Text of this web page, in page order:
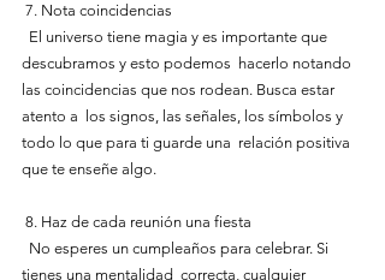
7. Nota coincidencias
descubramos y esto podemos  hacerlo notando
las coincidencias que nos rodean. Busca estar
atento a  los signos, las señales, los símbolos y
todo lo que para ti guarde una  relación positiva
que te enseñe algo.
8. Haz de cada reunión una fiesta
tienes una mentalidad  correcta, cualquier